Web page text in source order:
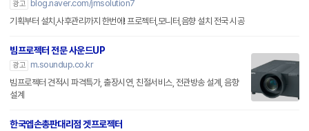
광고
blog.naver.com/jmsolution7
기획부터 설치,사후관리까지 한번에! 프로젝터,모니터,음향 설치 전국 시공
빔프로젝터 전문 사운드UP
광고
m.soundup.co.kr
빔프로젝터 견적시 파격특가, 출장시연, 친절서비스, 전관방송 설계, 음향
설계
한국엡손총판대리점 겟프로젝터